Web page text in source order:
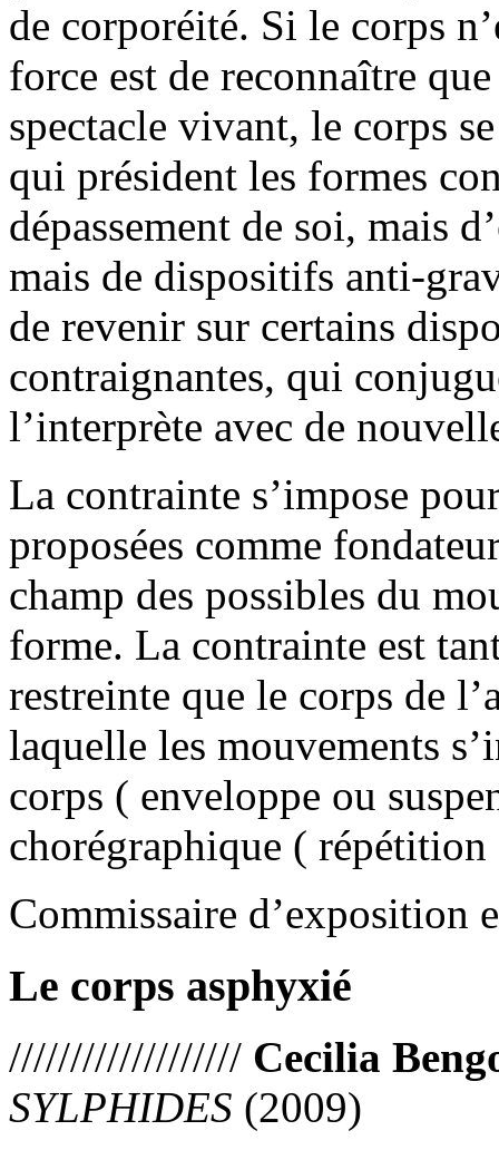
de corporéité. Si le corps
force est de reconnaître
spectacle vivant, le corps
qui président les formes
dépassement de soi, mais
mais de dispositifs anti-
de revenir sur certains
contraignantes, qui
l’interprète avec de
La contrainte s’impose
proposées comme
champ des possibles du
forme. La contrainte est
restreinte que le corps de
laquelle les mouvements
corps ( enveloppe ou
chorégraphique ( répétition
Commissaire d’exposition
Le corps asphyxié
/////////////////// Cecilia
SYLPHIDES (2009)